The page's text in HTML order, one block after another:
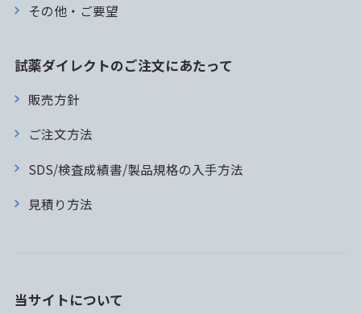
その他・ご要望
試薬ダイレクトのご注文にあたって
販売方針
ご注文方法
SDS/検査成績書/製品規格の入手方法
見積り方法
当サイトについて